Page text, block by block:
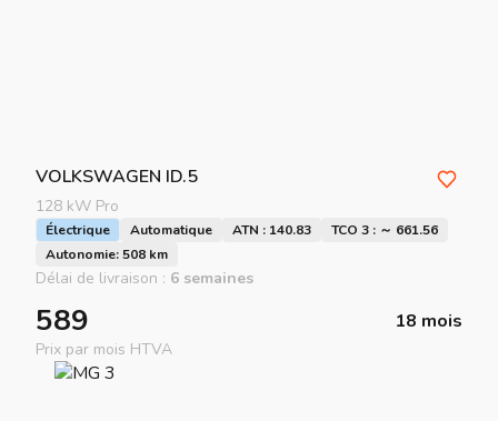
VOLKSWAGEN ID.5
128 kW Pro
Électrique Automatique ATN : 140.83
TCO 3 : ～ 661.56
Autonomie: 508 km
Délai de livraison : 6 semaines
589 18 mois
Prix par mois HTVA